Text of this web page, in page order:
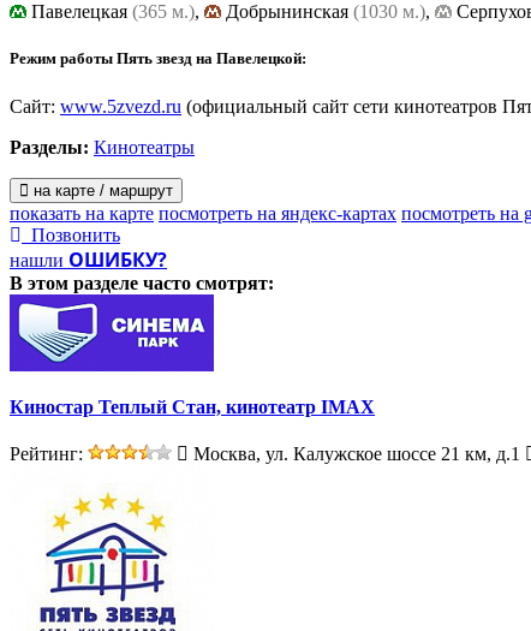
Павелецкая (365 м.), Добрынинская (1030 м.),
Режим работы Пять звезд на Павелецкой:
Сайт: www.5zvezd.ru (официальный сайт сети кинотеатров
Разделы: Кинотеатры
на карте / маршрут
показать на карте посмотреть на яндекс-картах посмотреть на
Позвонить
нашли ОШИБКУ?
В этом разделе часто смотрят:
Киностар Теплый Стан, кинотеатр IMAX
Рейтинг: Москва, ул. Калужское шоссе 21 км, д.1